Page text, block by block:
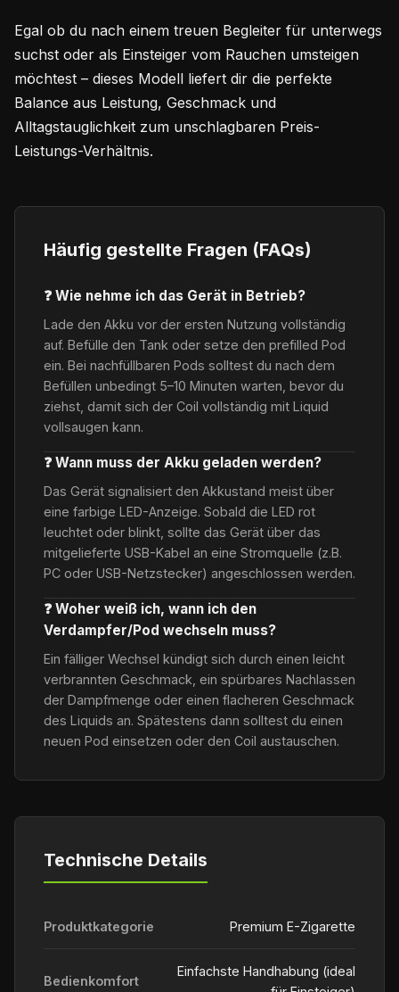
Egal ob du nach einem treuen Begleiter für unterwegs
suchst oder als Einsteiger vom Rauchen umsteigen
möchtest – dieses Modell liefert dir die perfekte
Balance aus Leistung, Geschmack und
Alltagstauglichkeit zum unschlagbaren Preis-
Leistungs-Verhältnis.
Häufig gestellte Fragen (FAQs)
❓ Wie nehme ich das Gerät in Betrieb?
Lade den Akku vor der ersten Nutzung vollständig
auf. Befülle den Tank oder setze den prefilled Pod
ein. Bei nachfüllbaren Pods solltest du nach dem
Befüllen unbedingt 5–10 Minuten warten, bevor du
ziehst, damit sich der Coil vollständig mit Liquid
vollsaugen kann.
❓ Wann muss der Akku geladen werden?
Das Gerät signalisiert den Akkustand meist über
eine farbige LED-Anzeige. Sobald die LED rot
leuchtet oder blinkt, sollte das Gerät über das
mitgelieferte USB-Kabel an eine Stromquelle (z.B.
PC oder USB-Netzstecker) angeschlossen werden.
❓ Woher weiß ich, wann ich den
Verdampfer/Pod wechseln muss?
Ein fälliger Wechsel kündigt sich durch einen leicht
verbrannten Geschmack, ein spürbares Nachlassen
der Dampfmenge oder einen flacheren Geschmack
des Liquids an. Spätestens dann solltest du einen
neuen Pod einsetzen oder den Coil austauschen.
Technische Details
Produktkategorie Premium E-Zigarette
Bedienkomfort
Einfachste Handhabung (ideal